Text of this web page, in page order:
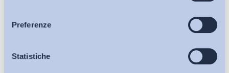
Preferenze
Statistiche
Articoli
Osservatori
Ho letto e Accetto il trattamento dei dati personali descritti